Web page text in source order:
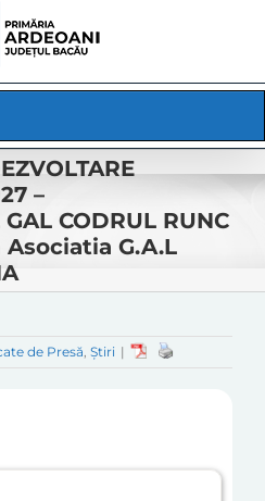
–
CODRUL RUNC
G.A.L
de Presă, Știri |